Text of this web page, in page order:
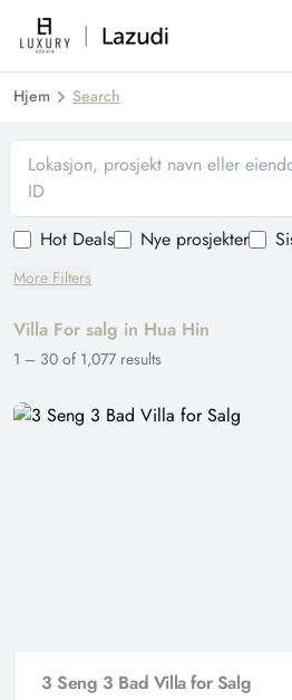
Hjem Search
Lokasjon, prosjekt navn eller
ID
Hot Deals Nye prosjekter
More Filters
Villa For salg in Hua Hin
1 – 30 of 1,077 results
3 Seng 3 Bad Villa for Salg